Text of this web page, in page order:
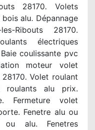
28170. Volets
alu. Dépannage
Ribouts 28170.
électriques
coulissante pvc
moteur volet
Volet roulant
roulants alu prix.
Fermeture volet
Fenetre alu ou
alu. Fenetres